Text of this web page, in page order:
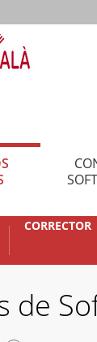
CORRECTOR
de